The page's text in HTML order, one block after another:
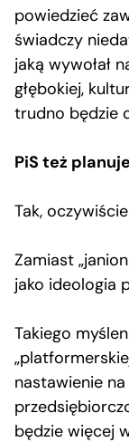
powiedzieć
świadczy
jaką wywołał
głębokiej,
trudno będzie
PiS też
Tak,
Zamiast
jako ideologia
Takiego
nastawienie
będzie więcej